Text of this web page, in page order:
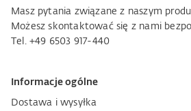
Masz pytania związane z naszym
Możesz skontaktować się z nami
Tel. +49 6503 917-440
Informacje ogólne
Dostawa i wysyłka